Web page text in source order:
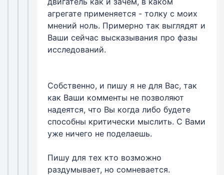
агрегате применяется - толку с моих
мнений ноль. Примерно так выглядят и
Ваши сейчас высказывания про фазы
исследований.
Собственно, и пишу я не для Вас, так
как Ваши комменты не позволяют
надеятся, что Вы когда либо будете
способны критически мыслить. С Вами
уже ничего не поделаешь.
Пишу для тех кто возможно
раздумывает, но сомневается.